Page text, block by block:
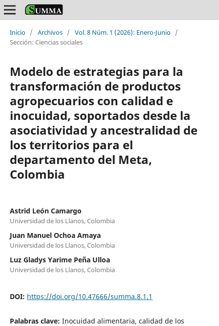
Inicio / Archivos / Vol. 8 Núm. 1 (2026): Enero-Junio /
Sección: Ciencias sociales
Modelo de estrategias para la
transformación de productos
agropecuarios con calidad e
inocuidad, soportados desde la
asociatividad y ancestralidad de
los territorios para el
departamento del Meta,
Colombia
Astrid León Camargo
Universidad de los Llanos, Colombia
Juan Manuel Ochoa Amaya
Universidad de los Llanos, Colombia
Luz Gladys Yarime Peña Ulloa
Universidad de los Llanos, Colombia
DOI: https://doi.org/10.47666/summa.8.1.1
Palabras clave: Inocuidad alimentaria, calidad de los